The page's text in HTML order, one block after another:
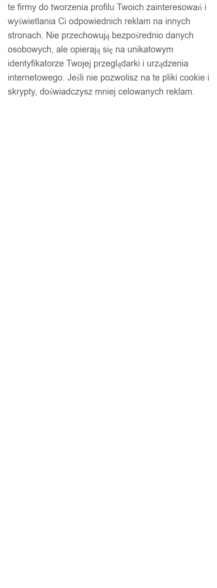
Gwarancja producenta
Wsparcie w zakupie
Podobne produkty
te firmy do tworzenia profilu Twoich zainteresowań i
wyświetlania Ci odpowiednich reklam na innych
stronach. Nie przechowują bezpośrednio danych
osobowych, ale opierają się na unikatowym
identyfikatorze Twojej przeglądarki i urządzenia
internetowego. Jeśli nie pozwolisz na te pliki cookie i
skrypty, doświadczysz mniej celowanych reklam.